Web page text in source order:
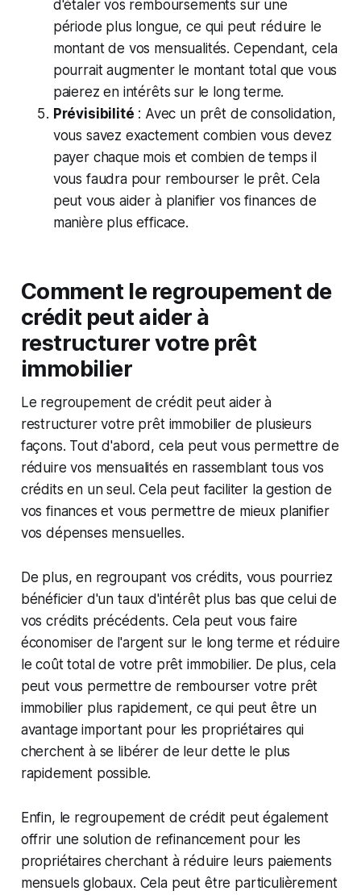
d'étaler vos remboursements sur une
période plus longue, ce qui peut réduire le
montant de vos mensualités. Cependant, cela
pourrait augmenter le montant total que vous
paierez en intérêts sur le long terme.
Prévisibilité : Avec un prêt de consolidation,
vous savez exactement combien vous devez
payer chaque mois et combien de temps il
vous faudra pour rembourser le prêt. Cela
peut vous aider à planifier vos finances de
manière plus efficace.
Comment le regroupement de
crédit peut aider à
restructurer votre prêt
immobilier
Le regroupement de crédit peut aider à
restructurer votre prêt immobilier de plusieurs
façons. Tout d'abord, cela peut vous permettre de
réduire vos mensualités en rassemblant tous vos
crédits en un seul. Cela peut faciliter la gestion de
vos finances et vous permettre de mieux planifier
vos dépenses mensuelles.
De plus, en regroupant vos crédits, vous pourriez
bénéficier d'un taux d'intérêt plus bas que celui de
vos crédits précédents. Cela peut vous faire
économiser de l'argent sur le long terme et réduire
le coût total de votre prêt immobilier. De plus, cela
peut vous permettre de rembourser votre prêt
immobilier plus rapidement, ce qui peut être un
avantage important pour les propriétaires qui
cherchent à se libérer de leur dette le plus
rapidement possible.
Enfin, le regroupement de crédit peut également
offrir une solution de refinancement pour les
propriétaires cherchant à réduire leurs paiements
mensuels globaux. Cela peut être particulièrement